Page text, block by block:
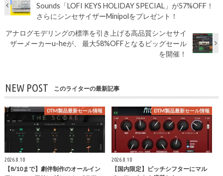
Sounds「LOFI KEYS HOLIDAY SPECIAL」が57%OFF！
さらにシンセサイザーMinipolをプレゼント！
アナログモデリングの標準を引き上げる高品質シンセサイ
ザーメーカーu-heが、 最大58%OFFとなるビッグセール
を開催！
NEW POST このライターの最新記事
DTM製品最新セール情報
2026.8.10
【8/10まで】劇伴制作のオールイン
DTM製品最新セール情報
2026.8.10
【国内限定】ピッチシフターにマル